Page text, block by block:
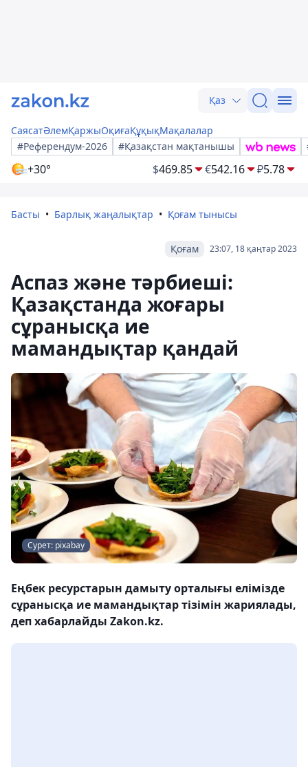
Қаз
СаясатӘлемҚаржыОқиғаҚұқықМақалалар
#Референдум-2026
#Қазақстан мақтанышы
+30° $469.85 €542.16 ₽5.78
Басты Барлық жаңалықтар Қоғам тынысы
23:07, 18 қаңтар 2023
Қоғам
Аспаз және тәрбиеші:
Қазақстанда жоғары
сұранысқа ие
мамандықтар қандай
Сурет: pixabay
Еңбек ресурстарын дамыту орталығы елімізде
сұранысқа ие мамандықтар тізімін жариялады,
деп хабарлайды Zakon.kz.